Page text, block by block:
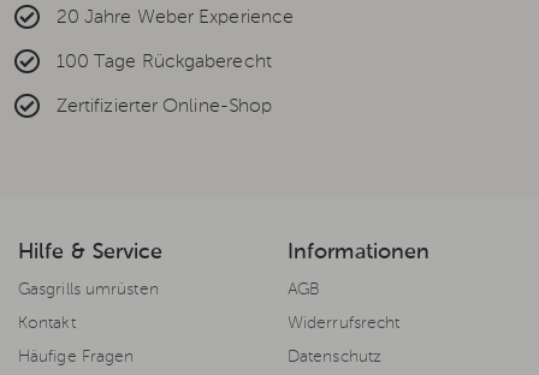
20 Jahre Weber Experience
100 Tage Rückgaberecht
Zertifizierter Online-Shop
Hilfe & Service
Gasgrills umrüsten
Kontakt
Häufige Fragen
Informationen
AGB
Widerrufsrecht
Datenschutz